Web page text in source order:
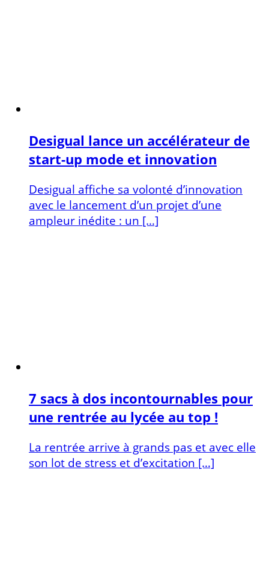
Desigual lance un accélérateur de
start-up mode et innovation
Desigual affiche sa volonté d’innovation
avec le lancement d’un projet d’une
ampleur inédite : un […]
7 sacs à dos incontournables pour
une rentrée au lycée au top !
La rentrée arrive à grands pas et avec elle
son lot de stress et d’excitation […]